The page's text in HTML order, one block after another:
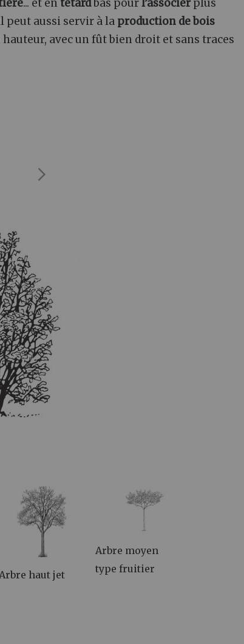
... et en tétardbas pourl’associer plus
peut aussi servir à la production de bois
avec un fût bien droit et sans traces
haut jet
Arbre moyen
type fruitier